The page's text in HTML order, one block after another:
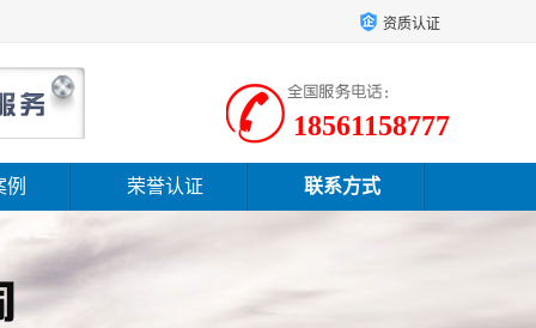
资质认证
18561158777
例 荣誉认证 联系方式